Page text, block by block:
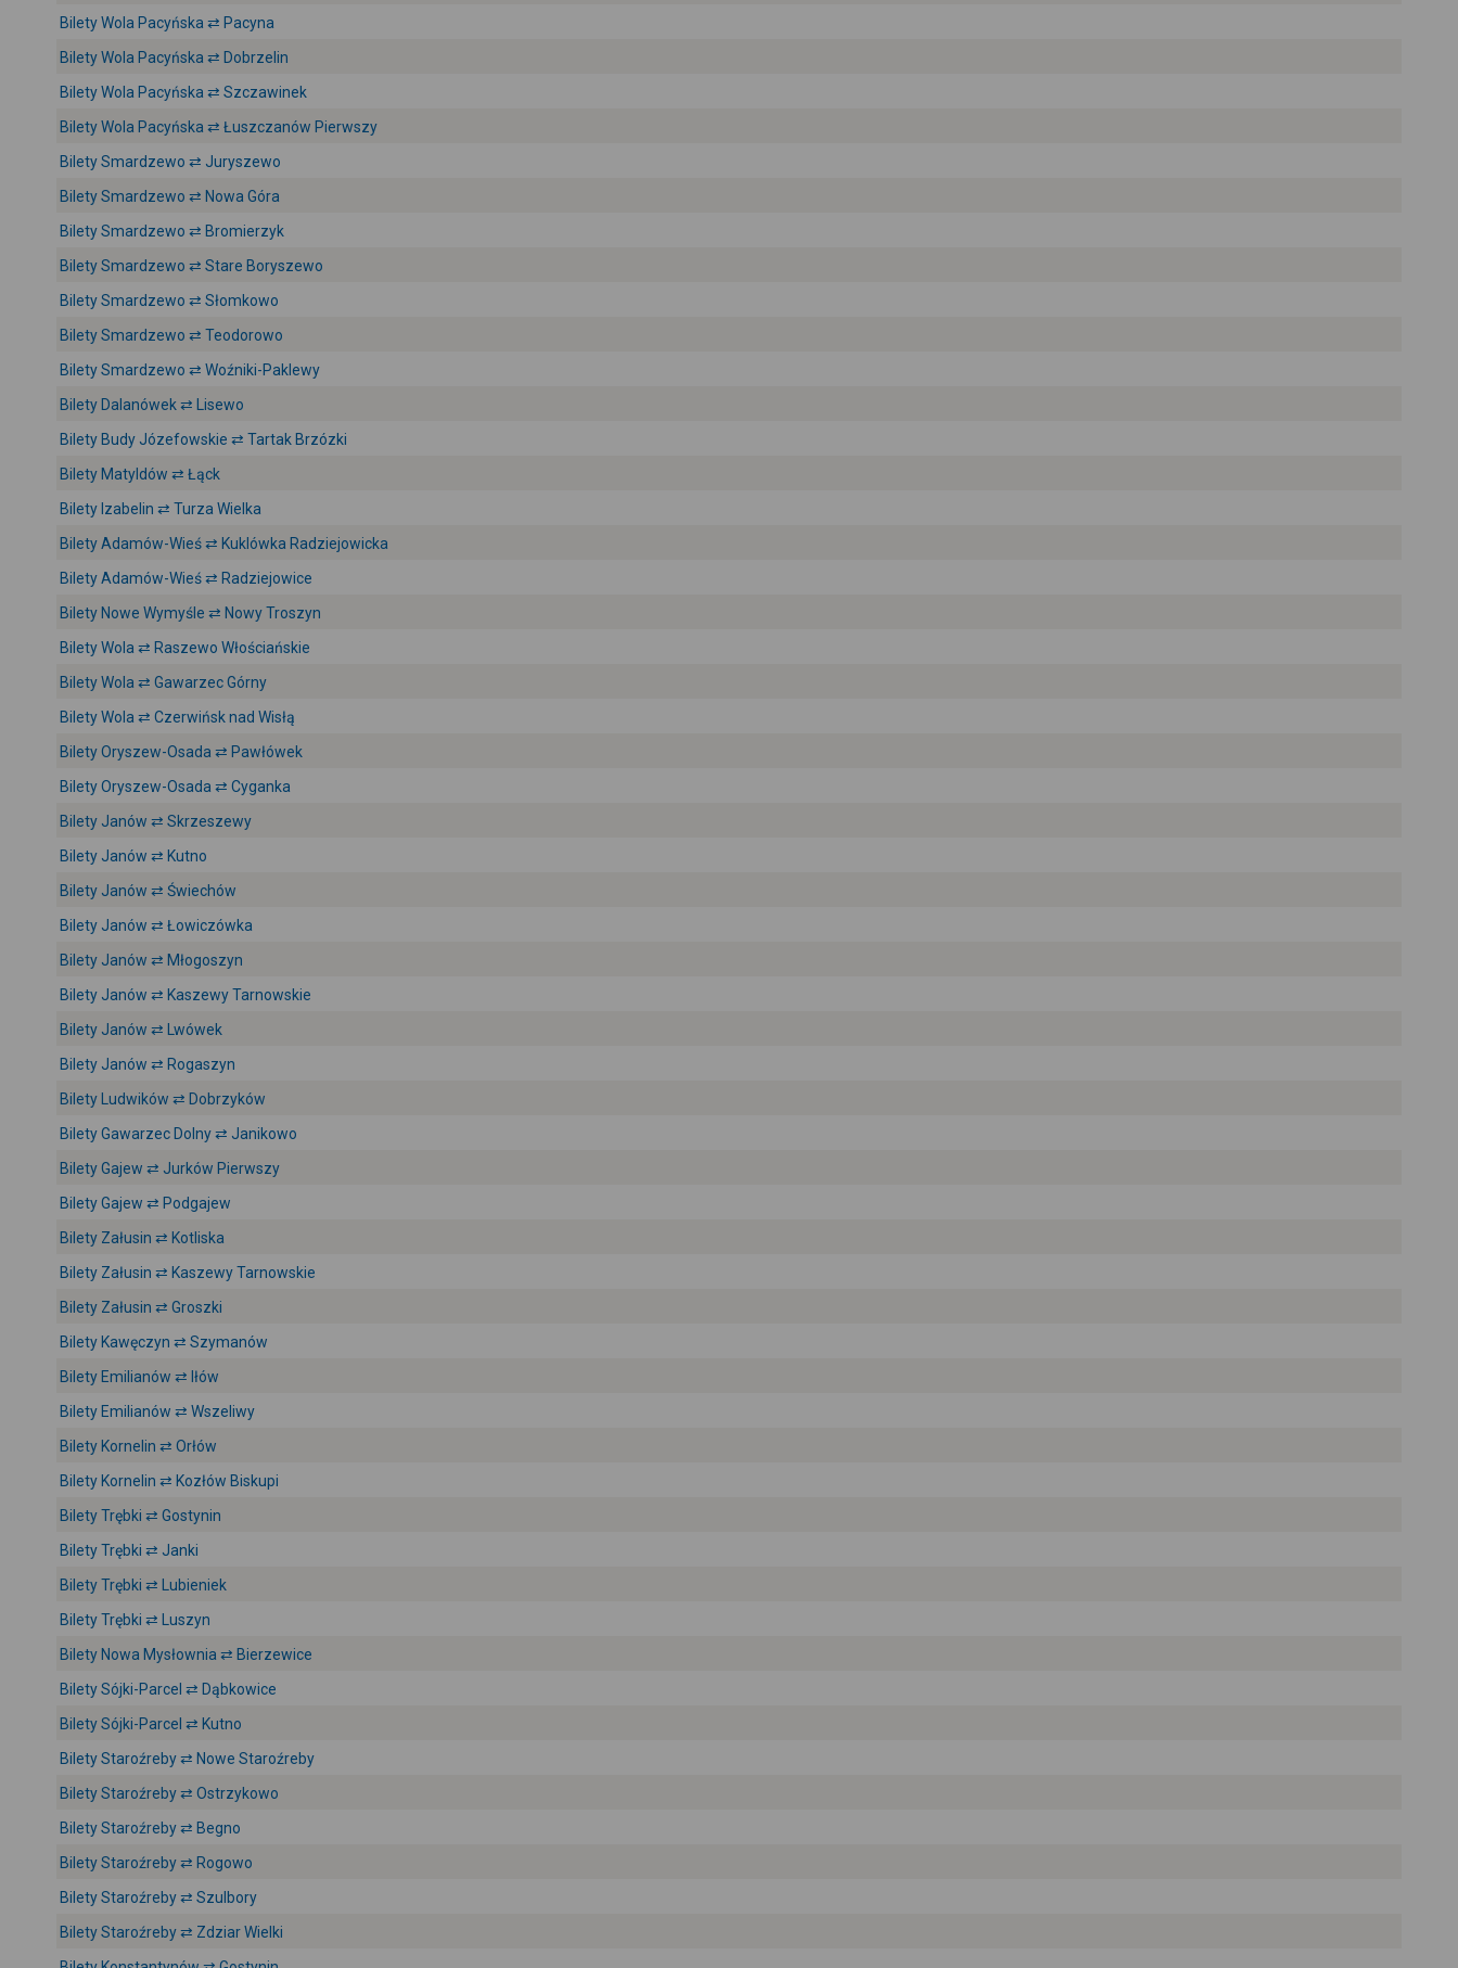
Bilety Wola Pacyńska ⇄ Pacyna
Bilety Wola Pacyńska ⇄ Dobrzelin
Bilety Wola Pacyńska ⇄ Szczawinek
Bilety Wola Pacyńska ⇄ Łuszczanów Pierwszy
Bilety Smardzewo ⇄ Juryszewo
Bilety Smardzewo ⇄ Nowa Góra
Bilety Smardzewo ⇄ Bromierzyk
Bilety Smardzewo ⇄ Stare Boryszewo
Bilety Smardzewo ⇄ Słomkowo
Bilety Smardzewo ⇄ Teodorowo
Bilety Smardzewo ⇄ Woźniki-Paklewy
Bilety Dalanówek ⇄ Lisewo
Bilety Budy Józefowskie ⇄ Tartak Brzózki
Bilety Matyldów ⇄ Łąck
Bilety Izabelin ⇄ Turza Wielka
Bilety Adamów-Wieś ⇄ Kuklówka Radziejowicka
Bilety Adamów-Wieś ⇄ Radziejowice
Bilety Nowe Wymyśle ⇄ Nowy Troszyn
Bilety Wola ⇄ Raszewo Włościańskie
Bilety Wola ⇄ Gawarzec Górny
Bilety Wola ⇄ Czerwińsk nad Wisłą
Bilety Oryszew-Osada ⇄ Pawłówek
Bilety Oryszew-Osada ⇄ Cyganka
Bilety Janów ⇄ Skrzeszewy
Bilety Janów ⇄ Kutno
Bilety Janów ⇄ Świechów
Bilety Janów ⇄ Łowiczówka
Bilety Janów ⇄ Młogoszyn
Bilety Janów ⇄ Kaszewy Tarnowskie
Bilety Janów ⇄ Lwówek
Bilety Janów ⇄ Rogaszyn
Bilety Ludwików ⇄ Dobrzyków
Bilety Gawarzec Dolny ⇄ Janikowo
Bilety Gajew ⇄ Jurków Pierwszy
Bilety Gajew ⇄ Podgajew
Bilety Załusin ⇄ Kotliska
Bilety Załusin ⇄ Kaszewy Tarnowskie
Bilety Załusin ⇄ Groszki
Bilety Kawęczyn ⇄ Szymanów
Bilety Emilianów ⇄ Iłów
Bilety Emilianów ⇄ Wszeliwy
Bilety Kornelin ⇄ Orłów
Bilety Kornelin ⇄ Kozłów Biskupi
Bilety Trębki ⇄ Gostynin
Bilety Trębki ⇄ Janki
Bilety Trębki ⇄ Lubieniek
Bilety Trębki ⇄ Luszyn
Bilety Nowa Mysłownia ⇄ Bierzewice
Bilety Sójki-Parcel ⇄ Dąbkowice
Bilety Sójki-Parcel ⇄ Kutno
Bilety Staroźreby ⇄ Nowe Staroźreby
Bilety Staroźreby ⇄ Ostrzykowo
Bilety Staroźreby ⇄ Begno
Bilety Staroźreby ⇄ Rogowo
Bilety Staroźreby ⇄ Szulbory
Bilety Staroźreby ⇄ Zdziar Wielki